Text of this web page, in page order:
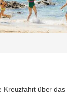
Kreuzfahrt über das